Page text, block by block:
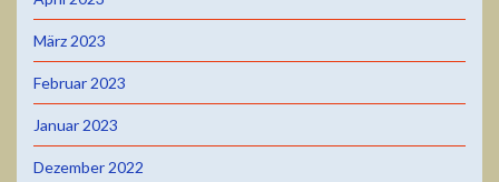
März 2023
Februar 2023
Januar 2023
Dezember 2022